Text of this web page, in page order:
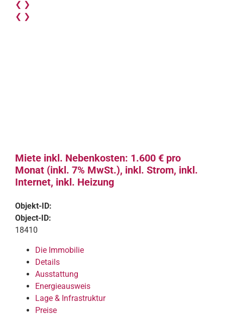
❮ ❯
❮ ❯
Miete inkl. Nebenkosten: 1.600 € pro
Monat (inkl. 7% MwSt.), inkl. Strom, inkl.
Internet, inkl. Heizung
Objekt-ID:
Object-ID:
18410
Die Immobilie
Details
Ausstattung
Energieausweis
Lage & Infrastruktur
Preise